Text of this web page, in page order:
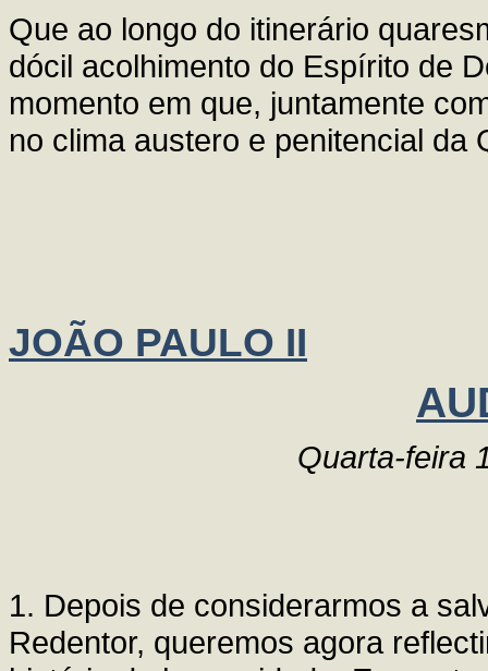
Que ao longo do itinerário
dócil acolhimento do Espírito de
momento em que, juntamente
no clima austero e penitencial da
JOÃO PAULO II
Quarta-feira
1. Depois de considerarmos a
Redentor, queremos agora